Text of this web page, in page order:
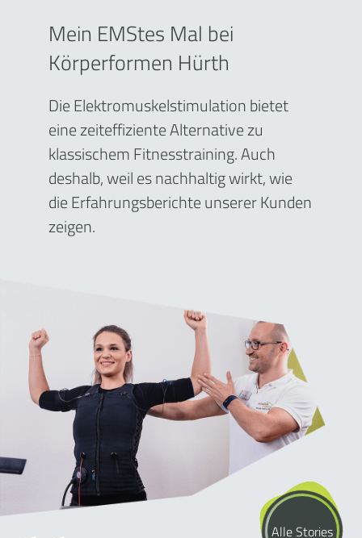
Mein EMStes Mal bei
Körperformen Hürth
Die Elektromuskelstimulation bietet
eine zeiteffiziente Alternative zu
klassischem Fitnesstraining. Auch
deshalb, weil es nachhaltig wirkt, wie
die Erfahrungsberichte unserer Kunden
zeigen.
Alle Stories